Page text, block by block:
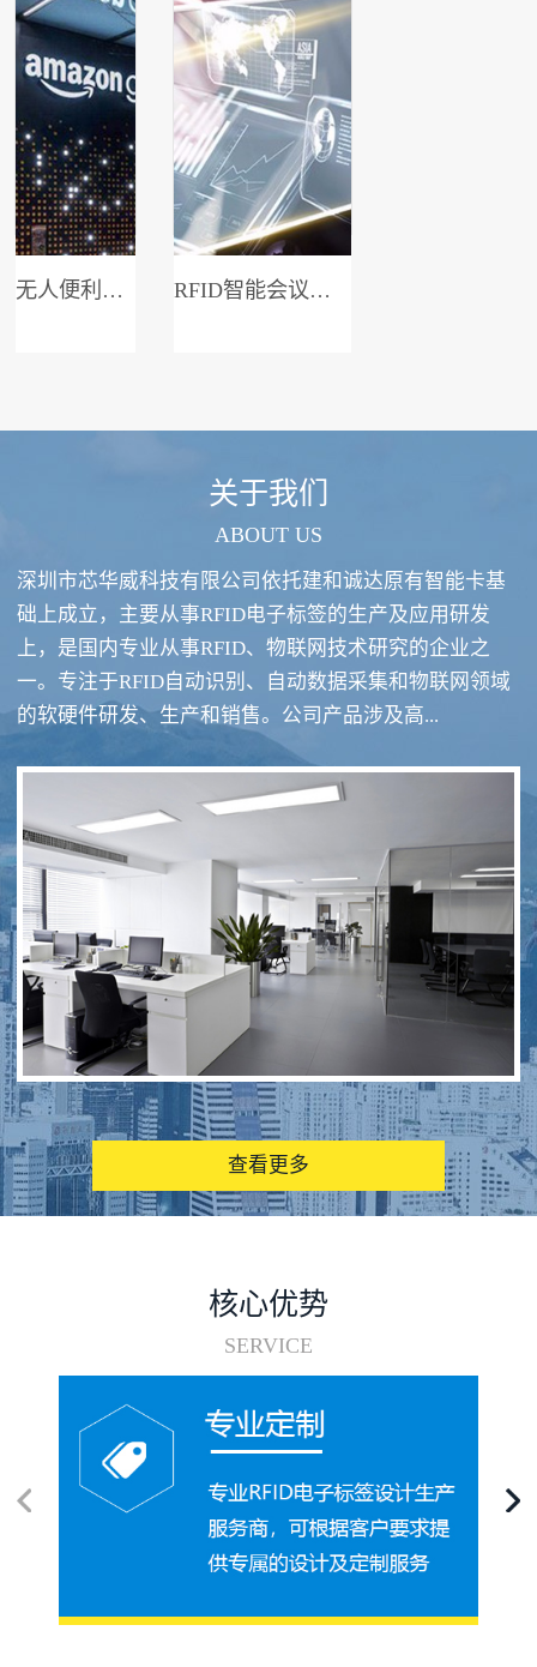
无人便利店系统 RFID智能会议签到系统
RFID酒类防伪系统方案 RFID智慧食堂系统
图书馆RFID电子标签管理系统
关于我们
ABOUT US
深圳市芯华威科技有限公司依托建和诚达原有智能卡基
础上成立，主要从事RFID电子标签的生产及应用研发
上，是国内专业从事RFID、物联网技术研究的企业之
一。专注于RFID自动识别、自动数据采集和物联网领域
的软硬件研发、生产和销售。公司产品涉及高...
查看更多
核心优势
SERVICE